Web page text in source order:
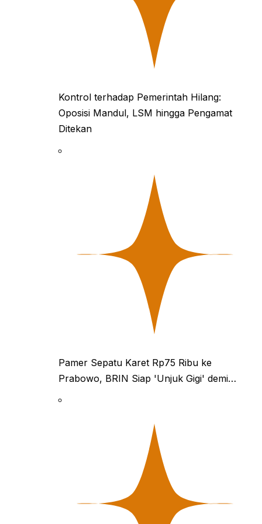
Kontrol terhadap Pemerintah Hilang:
Oposisi Mandul, LSM hingga Pengamat
Ditekan
Pamer Sepatu Karet Rp75 Ribu ke
Prabowo, BRIN Siap 'Unjuk Gigi' demi…